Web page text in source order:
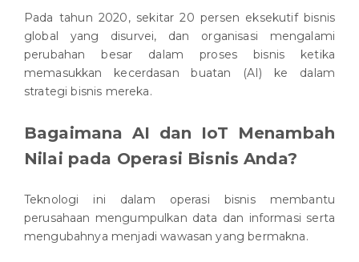
Pada tahun 2020, sekitar 20 persen eksekutif bisnis
global yang disurvei, dan organisasi mengalami
perubahan besar dalam proses bisnis ketika
memasukkan kecerdasan buatan (AI) ke dalam
strategi bisnis mereka.
Bagaimana AI dan IoT Menambah
Nilai pada Operasi Bisnis Anda?
Teknologi ini dalam operasi bisnis membantu
perusahaan mengumpulkan data dan informasi serta
mengubahnya menjadi wawasan yang bermakna.